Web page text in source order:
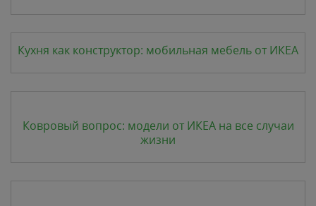
Кухня как конструктор: мобильная мебель от ИКЕА
Ковровый вопрос: модели от ИКЕА на все случаи
жизни